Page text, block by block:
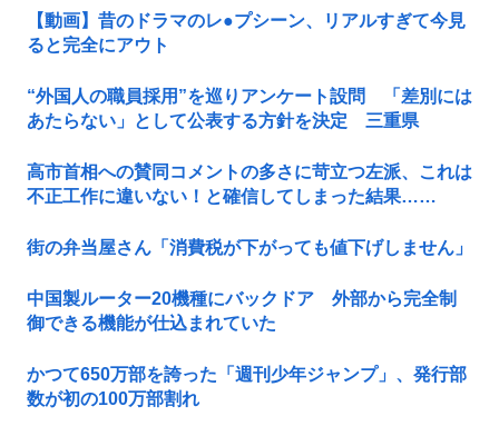
【動画】昔のドラマのレ●プシーン、リアルすぎて今見
ると完全にアウト
“外国人の職員採用”を巡りアンケート設問 「差別には
あたらない」として公表する方針を決定 三重県
高市首相への賛同コメントの多さに苛立つ左派、これは
不正工作に違いない！と確信してしまった結果……
街の弁当屋さん「消費税が下がっても値下げしません」
中国製ルーター20機種にバックドア 外部から完全制
御できる機能が仕込まれていた
かつて650万部を誇った「週刊少年ジャンプ」、発行部
数が初の100万部割れ